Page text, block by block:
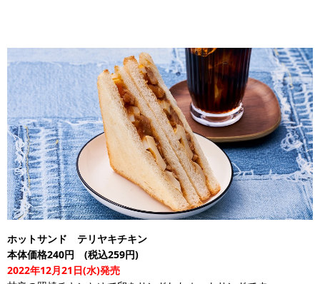
ホットサンド テリヤキチキン
本体価格240円 (税込259円)
2022年12月21日(水)発売